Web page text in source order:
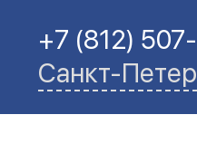
+7 (812)
Санкт-